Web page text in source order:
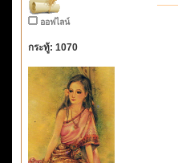
ออฟไลน์
กระทู้: 1070